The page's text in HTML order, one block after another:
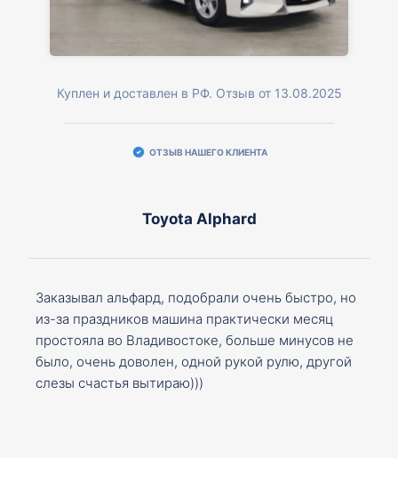
Куплен и доставлен в РФ. Отзыв от 13.08.2025
ОТЗЫВ НАШЕГО КЛИЕНТА
Toyota Alphard
Заказывал альфард, подобрали очень быстро, но
из-за праздников машина практически месяц
простояла во Владивостоке, больше минусов не
было, очень доволен, одной рукой рулю, другой
слезы счастья вытираю)))